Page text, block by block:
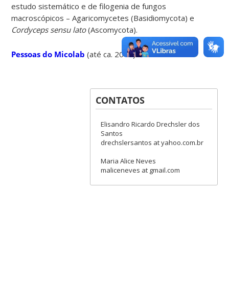
estudo sistemático e de filogenia de fungos
macroscópicos – Agaricomycetes (Basidiomycota) e
Cordyceps sensu lato(Ascomycota).
Pessoas do Micolab (até ca. 2010)
CONTATOS
Elisandro Ricardo Drechsler dos
Santos
drechslersantos at yahoo.com.br
Maria Alice Neves
maliceneves at gmail.com